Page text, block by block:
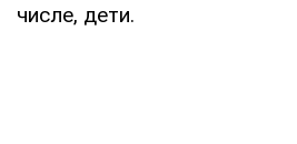
числе, дети.